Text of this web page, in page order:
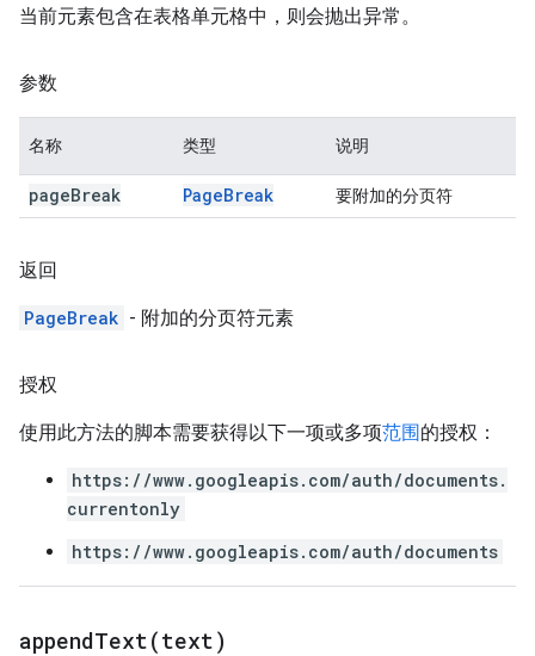
当前元素包含在表格单元格中，则会抛出异常。
参数
名称 类型 说明
pageBreak PageBreak 要附加的分页符
返回
PageBreak - 附加的分页符元素
授权
使用此方法的脚本需要获得以下一项或多项范围的授权：
https://www.googleapis.com/auth/documents.
currentonly
https://www.googleapis.com/auth/documents
appendText(text)